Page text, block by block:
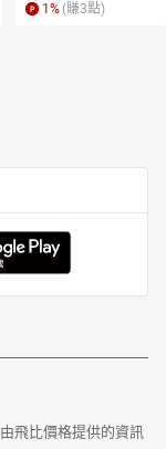
1 % (賺3點)
由飛比價格提供的資訊